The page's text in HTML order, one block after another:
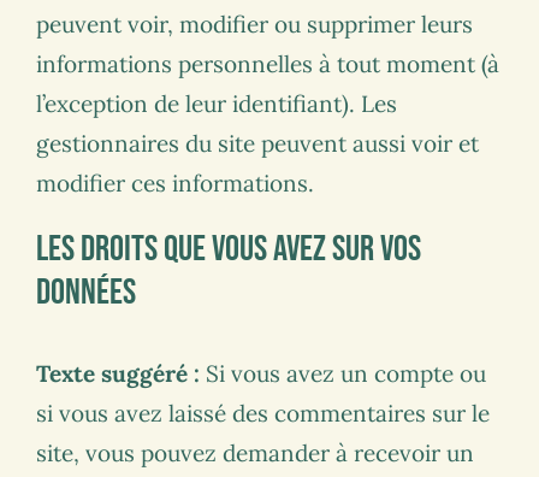
peuvent voir, modifier ou supprimer leurs
informations personnelles à tout moment (à
l’exception de leur identifiant). Les
gestionnaires du site peuvent aussi voir et
modifier ces informations.
Les droits que vous avez sur vos
données
Texte suggéré : Si vous avez un compte ou
si vous avez laissé des commentaires sur le
site, vous pouvez demander à recevoir un